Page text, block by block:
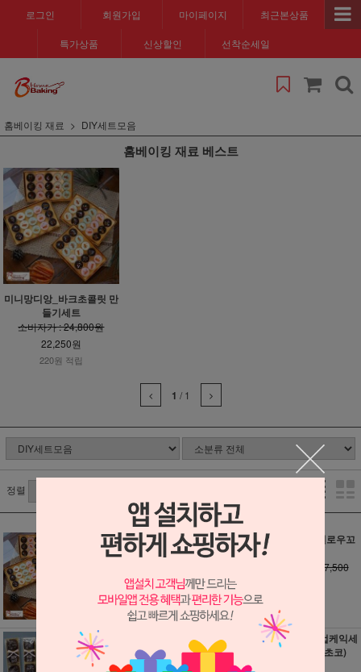
로그인 회원가입 마이페이지 최근본상품
특가상품 신상할인 선착순세일
홈베이킹 재료 DIY세트모음
홈베이킹 재료 베스트
미니망디앙_바크초콜릿 만
들기세트
소비자가 : 24,800원
22,250원
220원 적립
1 / 1
정렬
미니망디앙_바크
초콜릿 만들기세트
22,250원
220원 적립
미니머쉬멜로우꼬
소비자가 : 7,500
60원 적립
무화과의리초콜릿
만들기세트
소비자가 : 11,000
밀어먹는 컵케익세
트 11개분(초코)